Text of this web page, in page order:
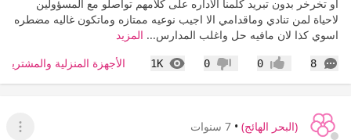
او تخرخر بدون تبريد كلمنا الاداره على كلامهم تواصلو مع المسؤولين
لاحياة لمن تنادي وماقدامي الا اجيب نوعيه ممتازه وماتكون غاليه مضطره
اسوي كذا لان مافيه حل واغلب المدارس... المزيد
8
التعليقات إعجاب0 عدم إعجاب
0
1K
المشاهدات الأجهزة المنزلية
(البحر الهائج) • 7 سنوات عرض